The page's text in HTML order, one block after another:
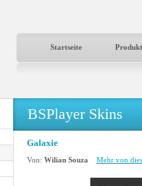
Startseite
BSPlayer Skins
Galaxie
Von: Wilian Souza Mehr von